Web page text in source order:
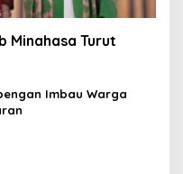
Minahasa Turut
Imbau Warga